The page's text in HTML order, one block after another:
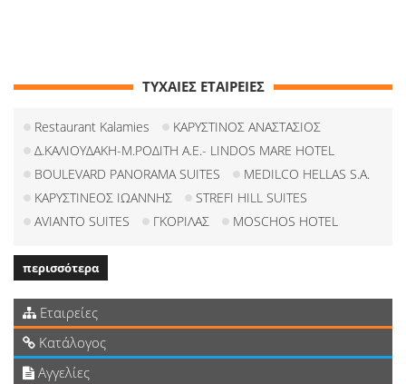
ΤΥΧΑΙΕΣ ΕΤΑΙΡΕΙΕΣ
Restaurant Kalamies
ΚΑΡΥΣΤΙΝΟΣ ΑΝΑΣΤΑΣΙΟΣ
Δ.ΚΑΛΙΟΥΔΑΚΗ-Μ.ΡΟΔΙΤΗ Α.Ε.- LINDOS MARE HOTEL
BOULEVARD PANORAMA SUITES
MEDILCO HELLAS S.A.
ΚΑΡΥΣΤΙΝΕΟΣ ΙΩΑΝΝΗΣ
STREFI HILL SUITES
AVIANTO SUITES
ΓΚΟΡΙΛΑΣ MOSCHOS HOTEL
περισσότερα
Εταιρείες
Κατάλογος
Αγγελίες